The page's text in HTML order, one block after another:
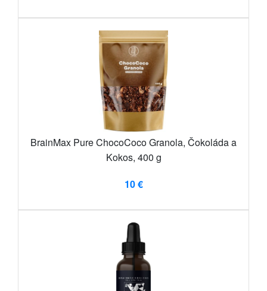
BrainMax Pure ChocoCoco Granola, Čokoláda a
Kokos, 400 g
10 €